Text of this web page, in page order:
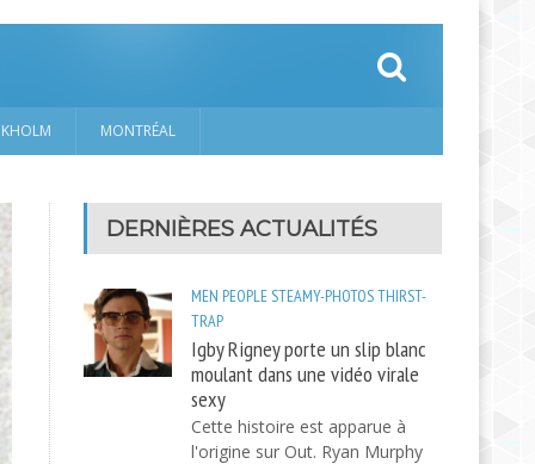
MONTRÉAL
DERNIÈRES ACTUALITÉS
MEN PEOPLESTEAMY-PHOTOSTHIRST-
TRAP
Igby Rigney porte un slip blanc
moulant dans une vidéo virale
sexy
Cette histoire est apparue à
l'origine sur Out. Ryan Murphy